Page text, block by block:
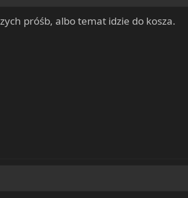
próśb, albo temat idzie do kosza.